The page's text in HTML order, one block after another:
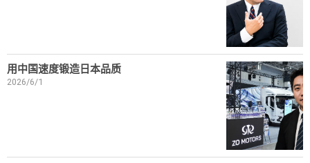
用中国速度锻造日本品质
2026/6/1